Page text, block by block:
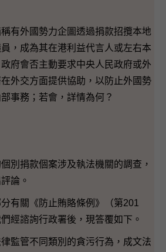
稱有外國勢力企圖透過捐款招攬本地
，成為其在港利益代言人或左右本
府會否主動要求中央人民政府或外
外交方面提供協助，以防止外國勢
事務；若會，詳情為何？
捐款個案涉及執法機關的調查，
論。
關《防止賄賂條例》（第201
經諮詢行政署後，現答覆如下。
管不同類別的貪污行為，成文法